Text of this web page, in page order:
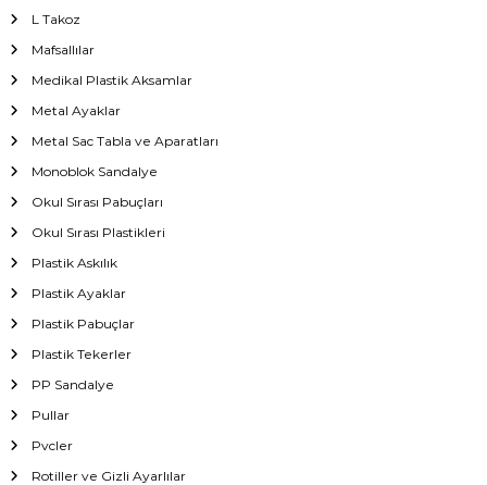
L Takoz
Mafsallılar
Medikal Plastik Aksamlar
Metal Ayaklar
Metal Sac Tabla ve Aparatları
Monoblok Sandalye
Okul Sırası Pabuçları
Okul Sırası Plastikleri
Plastik Askılık
Plastik Ayaklar
Plastik Pabuçlar
Plastik Tekerler
PP Sandalye
Pullar
Pvcler
Rotiller ve Gizli Ayarlılar